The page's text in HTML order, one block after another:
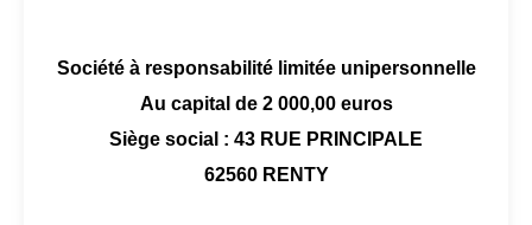
Société à responsabilité limitée unipersonnelle
Au capital de 2 000,00 euros
Siège social : 43 RUE PRINCIPALE
62560 RENTY